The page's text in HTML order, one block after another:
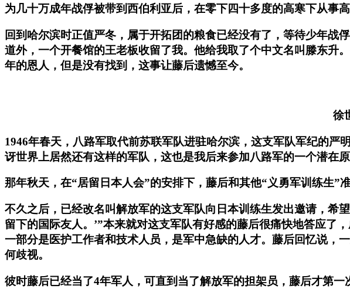
为几十万成年战俘被带到西伯利亚后，在零下四十多度的高寒下从事
回到哈尔滨时正值严冬，属于开拓团的粮食已经没有了，等待少年战
道外，一个开餐馆的王老板收留了我。他给我取了个中文名叫滕东升
年的恩人，但是没有找到，这事让藤后遗憾至今。
徐
1946年春天，八路军取代前苏联军队进驻哈尔滨，这支军队军纪的
讶世界上居然还有这样的军队，这也是我后来参加八路军的一个潜在
那年秋天，在“居留日本人会”的安排下，藤后和其他“义勇军训练生”
不久之后，已经改名叫解放军的这支军队向日本训练生发出邀请，希
留下的国际友人。’”本来就对这支军队有好感的藤后很痛快地答应了
一部分是医护工作者和技术人员，是军中急缺的人才。藤后回忆说，
何歧视。
彼时藤后已经当了4年军人，可直到当了解放军的担架员，藤后才第